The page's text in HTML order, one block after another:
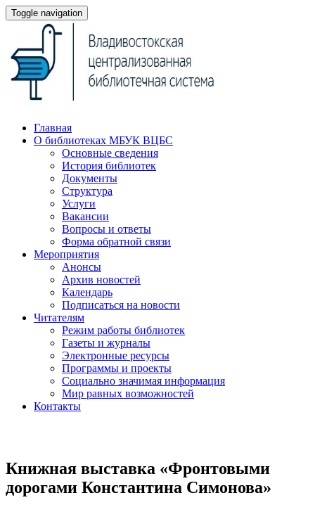
Toggle navigation
Главная
О библиотеках МБУК ВЦБС
Основные сведения
История библиотек
Документы
Структура
Услуги
Вакансии
Вопросы и ответы
Форма обратной связи
Мероприятия
Анонсы
Архив новостей
Календарь
Подписаться на новости
Читателям
Режим работы библиотек
Газеты и журналы
Электронные ресурсы
Программы и проекты
Социально значимая информация
Мир равных возможностей
Контакты
Книжная выставка «Фронтовыми
дорогами Константина Симонова»